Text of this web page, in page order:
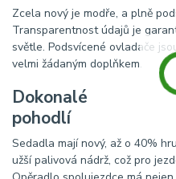
Zcela nový je modře, a plně
Transparentnost údajů je
světle. Podsvícené ovladače
velmi žádaným doplňkem.
Dokonalé
pohodlí
Sedadla mají nový, až o 40%
užší palivová nádrž, což pro